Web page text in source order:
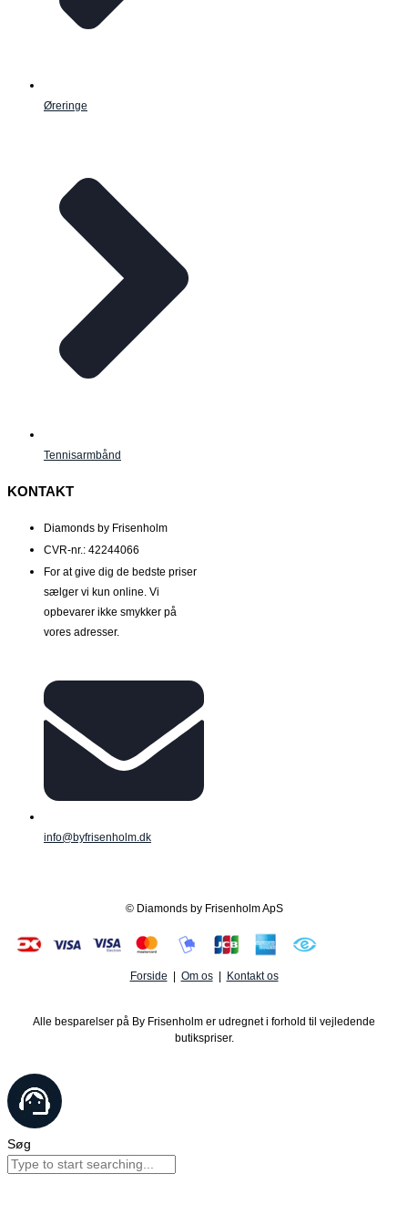
Øreringe
Tennisarmbånd
KONTAKT
Diamonds by Frisenholm
CVR-nr.: 42244066
For at give dig de bedste priser
sælger vi kun online. Vi
opbevarer ikke smykker på
vores adresser.
info@byfrisenholm.dk
© Diamonds by Frisenholm ApS
Forside Om os| Kontakt os
Alle besparelser på By Frisenholm er udregnet i forhold til vejledende
butikspriser.
Søg